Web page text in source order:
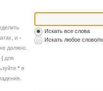
и -
должно.
| для
* в
Искать все слова
Искать любое слово/